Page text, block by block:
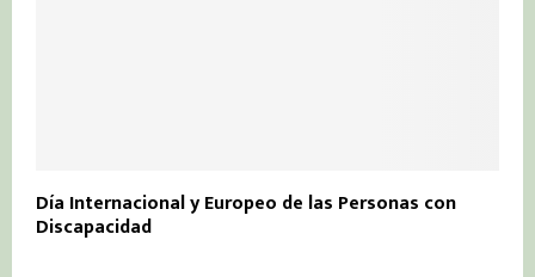
Día Internacional y Europeo de las Personas con
Discapacidad